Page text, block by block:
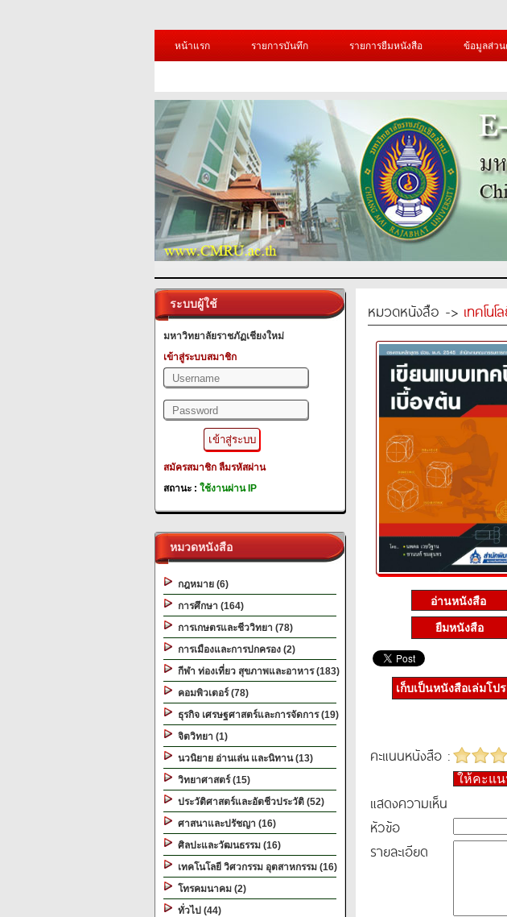
หน้าแรก
รายการบันทึก รายการยืมหนังสือ ข้อมูลส่วน
ระบบผู้ใช้
มหาวิทยาลัยราชภัฏเชียงใหม่
เข้าสู่ระบบสมาชิก
สมัครสมาชิก ลืมรหัสผ่าน
สถานะ : ใช้งานผ่าน IP
หมวดหนังสือ
กฎหมาย (6)
การศึกษา (164)
การเกษตรและชีววิทยา (78)
การเมืองและการปกครอง (2)
กีฬา ท่องเที่ยว สุขภาพและอาหาร (183)
คอมพิวเตอร์ (78)
ธุรกิจ เศรษฐศาสตร์และการจัดการ (19)
จิตวิทยา (1)
นวนิยาย อ่านเล่น และนิทาน (13)
วิทยาศาสตร์ (15)
ประวัติศาสตร์และอัตชีวประวัติ (52)
ศาสนาและปรัชญา (16)
ศิลปะและวัฒนธรรม (16)
เทคโนโลยี วิศวกรรม อุตสาหกรรม (16)
โทรคมนาคม (2)
ทั่วไป (44)
หมวดหนังสือ -> เทคโน
ยืมหนังสือ
เก็บเป็นหนังสือเล่มโป
คะแนนหนังสือ :
ให้คะแ
แสดงความเห็น
หัวข้อ
รายละเอียด